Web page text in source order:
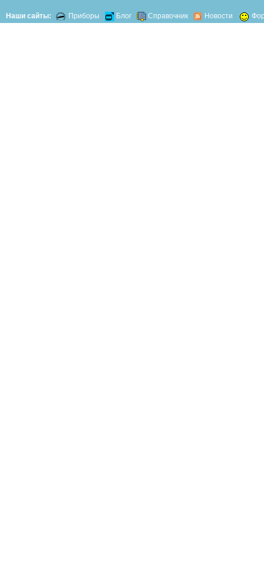
Наши сайты: Приборы Блог Справочник Новости